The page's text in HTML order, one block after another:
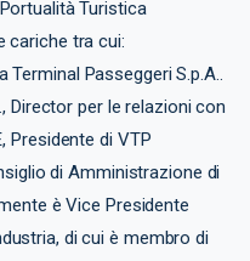
Turistica
cariche tra cui:
Passeggeri S.p.A..
Director per le relazioni con
Presidente di VTP
di Amministrazione di
è Vice Presidente
di cui è membro di